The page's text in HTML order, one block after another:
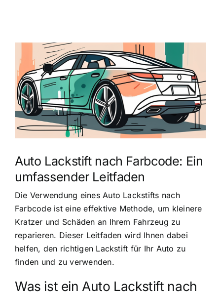
grösseres
Bild
Auto Lackstift nach Farbcode: Ein
umfassender Leitfaden
Die Verwendung eines Auto Lackstifts nach
Farbcode ist eine effektive Methode, um kleinere
Kratzer und Schäden an Ihrem Fahrzeug zu
reparieren. Dieser Leitfaden wird Ihnen dabei
helfen, den richtigen Lackstift für Ihr Auto zu
finden und zu verwenden.
Was ist ein Auto Lackstift nach